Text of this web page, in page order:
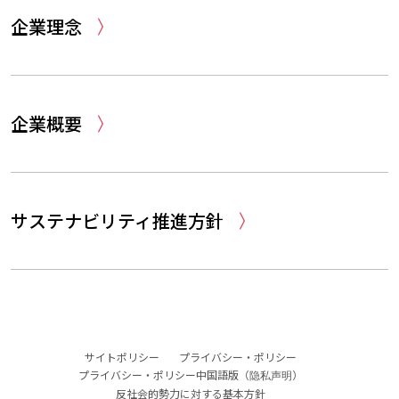
企業理念
企業概要
サステナビリティ推進方針
サイトポリシー
プライバシー・ポリシー
プライバシー・ポリシー中国語版（隐私声明 ）
反社会的勢力に対する基本方針